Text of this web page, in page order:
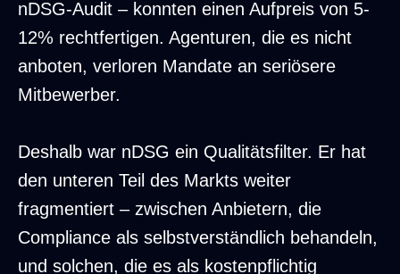
nDSG-Audit – konnten einen Aufpreis von 5-
12% rechtfertigen. Agenturen, die es nicht
anboten, verloren Mandate an seriösere
Mitbewerber.
Deshalb war nDSG ein Qualitätsfilter. Er hat
den unteren Teil des Markts weiter
fragmentiert – zwischen Anbietern, die
Compliance als selbstverständlich behandeln,
und solchen, die es als kostenpflichtig